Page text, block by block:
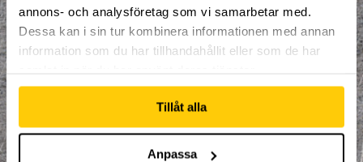
annons- och analysföretag som vi samarbetar med.
Dessa kan i sin tur kombinera informationen med annan
information som du har tillhandahållit eller som de har
Tillåt alla
Anpassa
Parkour
Påsk på Dome
Påsklovsläger 0
Skateboard 0